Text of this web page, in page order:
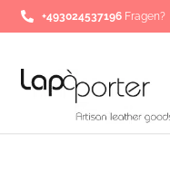
Zum
Inhalt
+493024537196 Fragen?
Post
navigation